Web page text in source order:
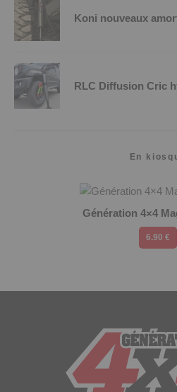
Koni nouveaux
RLC Diffusion Cric
En
Génération 4×4
6.90 €